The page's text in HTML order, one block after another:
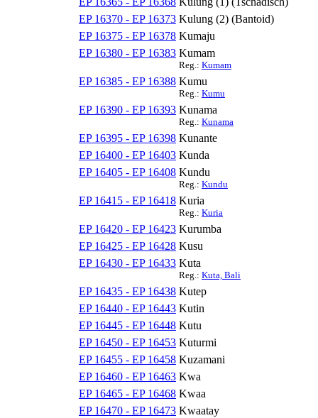
EP 16370 - EP 16373 Kulung (2) (Bantoid)
EP 16375 - EP 16378 Kumaju
EP 16380 - EP 16383 Kumam
Reg.: Kumam
EP 16385 - EP 16388 Kumu
Reg.: Kumu
EP 16390 - EP 16393 Kunama
Reg.: Kunama
EP 16395 - EP 16398 Kunante
EP 16400 - EP 16403 Kunda
EP 16405 - EP 16408 Kundu
Reg.: Kundu
EP 16415 - EP 16418 Kuria
Reg.: Kuria
EP 16420 - EP 16423 Kurumba
EP 16425 - EP 16428 Kusu
EP 16430 - EP 16433 Kuta
Reg.: Kuta, Bali
EP 16435 - EP 16438 Kutep
EP 16440 - EP 16443 Kutin
EP 16445 - EP 16448 Kutu
EP 16450 - EP 16453 Kuturmi
EP 16455 - EP 16458 Kuzamani
EP 16460 - EP 16463 Kwa
EP 16465 - EP 16468 Kwaa
EP 16470 - EP 16473 Kwaatay